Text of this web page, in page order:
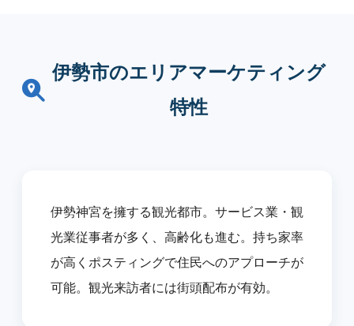
伊勢市のエリアマーケティング
特性
伊勢神宮を擁する観光都市。サービス業・観
光業従事者が多く、高齢化も進む。持ち家率
が高くポスティングで住民へのアプローチが
可能。観光来訪者には街頭配布が有効。